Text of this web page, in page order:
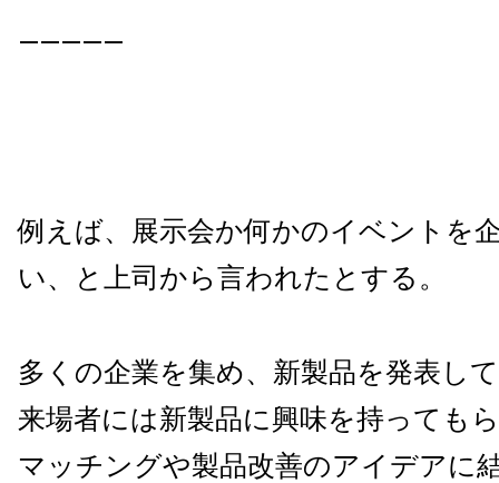
—————
例えば、展示会か何かのイベントを
い、と上司から言われたとする。
多くの企業を集め、新製品を発表し
来場者には新製品に興味を持っても
マッチングや製品改善のアイデアに